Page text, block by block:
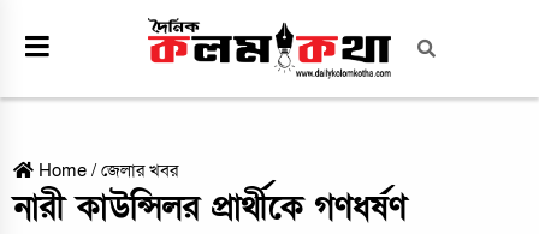
Home /জেলার খবর
নারী কাউন্সিলর প্রার্থীকে গণধর্ষণ